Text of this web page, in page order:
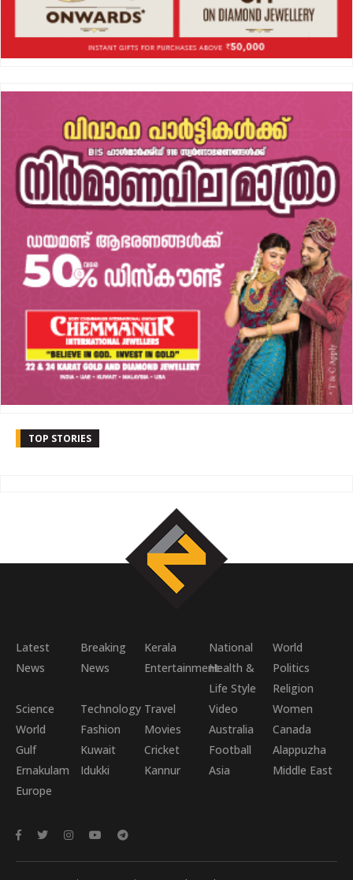
TOP STORIES
Latest
News
Breaking
News
Kerala National
World
EntertainmentHealth &
Life Style
Politics
Religion
Science
World
Technology Travel Video
Women
Fashion
Movies Australia
Canada
Gulf
Kuwait Cricket Football
Alappuzha
Ernakulam
Idukki Kannur Asia
Middle East
Europe